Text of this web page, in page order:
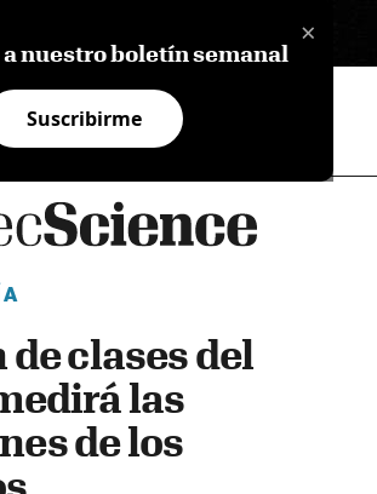
×
nuestro boletín semanal
Suscribirme
de clases del
las
de los